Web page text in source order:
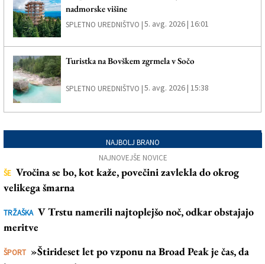
nadmorske višine
SPLETNO UREDNIŠTVO |5. avg. 2026 | 16:01
Turistka na Bovškem zgrmela v Sočo
SPLETNO UREDNIŠTVO |5. avg. 2026 | 15:38
NAJBOLJ BRANO
NAJNOVEJŠE NOVICE
ŠE Vročina se bo, kot kaže, povečini zavlekla do okrog
velikega šmarna
TRŽAŠKA V Trstu namerili najtoplejšo noč, odkar obstajajo
meritve
ŠPORT »Štirideset let po vzponu na Broad Peak je čas, da